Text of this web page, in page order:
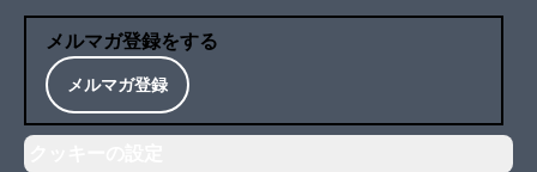
メルマガ登録をする
メルマガ登録